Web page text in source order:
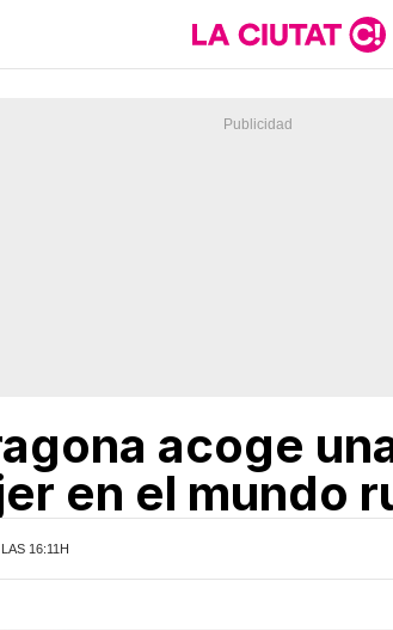
acoge
en el mundo
16:11H